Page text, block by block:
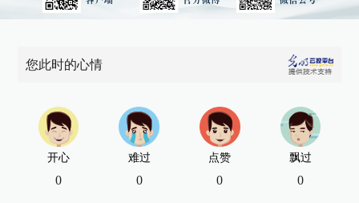
您此时的心情
开心
0
难过
0
点赞
0
飘过
0